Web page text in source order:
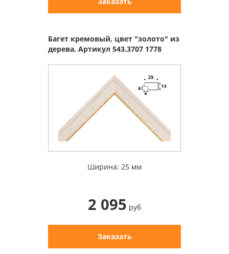
Багет кремовый, цвет "золото" из
дерева. Артикул 543.3707 1778
Ширина: 25 мм
2 095 руб
Заказать